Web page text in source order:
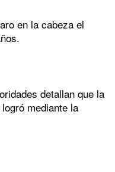
en la cabeza el
detallan que la
mediante la